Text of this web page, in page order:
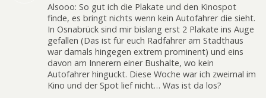
Alsooo: So gut ich die Plakate und den Kinospot
finde, es bringt nichts wenn kein Autofahrer die sieht.
In Osnabrück sind mir bislang erst 2 Plakate ins Auge
gefallen (Das ist für euch Radfahrer am Stadthaus
war damals hingegen extrem prominent) und eins
davon am Innerern einer Bushalte, wo kein
Autofahrer hinguckt. Diese Woche war ich zweimal im
Kino und der Spot lief nicht… Was ist da los?